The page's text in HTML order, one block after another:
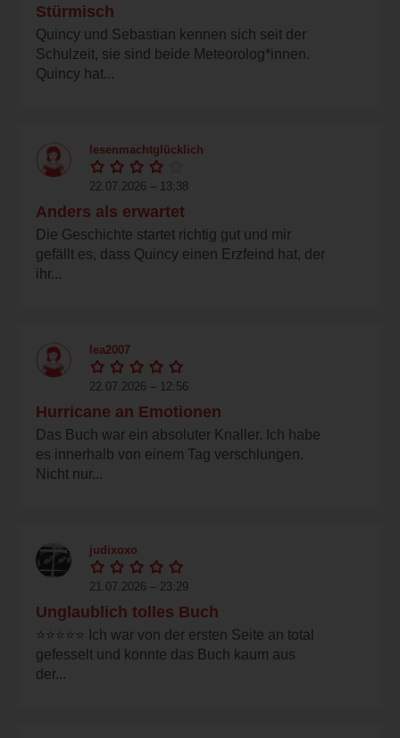
Stürmisch
Quincy und Sebastian kennen sich seit der
Schulzeit, sie sind beide Meteorolog*innen.
Quincy hat...
lesenmachtglücklich
22.07.2026 – 13:38
Anders als erwartet
Die Geschichte startet richtig gut und mir
gefällt es, dass Quincy einen Erzfeind hat, der
ihr...
lea2007
22.07.2026 – 12:56
Hurricane an Emotionen
Das Buch war ein absoluter Knaller. Ich habe
es innerhalb von einem Tag verschlungen.
Nicht nur...
judixoxo
21.07.2026 – 23:29
Unglaublich tolles Buch
⭐️⭐️⭐️⭐️⭐️ Ich war von der ersten Seite an total
gefesselt und konnte das Buch kaum aus
der...